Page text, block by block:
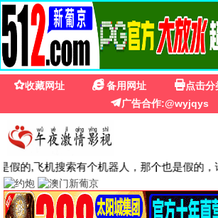
🍉国产第一福利影院